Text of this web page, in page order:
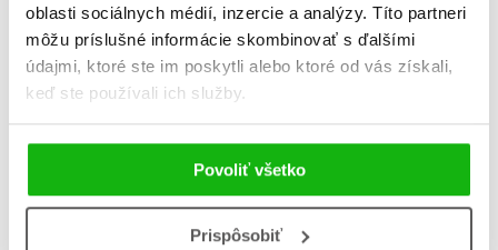
oblasti sociálnych médií, inzercie a analýzy. Títo partneri
môžu príslušné informácie skombinovať s ďalšími
údajmi, ktoré ste im poskytli alebo ktoré od vás získali,
keď ste používali ich služby.
Povoliť všetko
Prispôsobiť